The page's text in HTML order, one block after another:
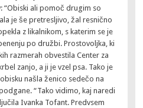
“Obiski ali pomoč drugim so
je še pretresljivo, žal resnično
z likalnikom, s katerim se je
po družbi. Prostovoljka, ki
razmerah obvestila Center za
zanjo, a ji je vzel psa. Tako je
našla ženico sedečo na
“Tako vidimo, kaj naredi
Ivanka Tofant. Predvsem